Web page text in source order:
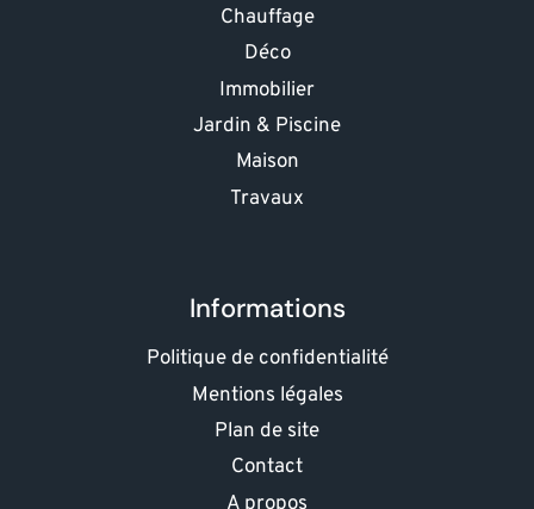
Chauffage
Déco
Immobilier
Jardin & Piscine
Maison
Travaux
Informations
Politique de confidentialité
Mentions légales
Plan de site
Contact